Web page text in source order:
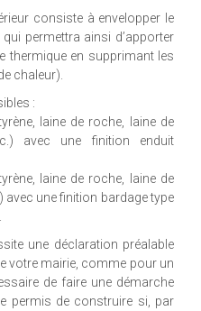
consiste à envelopper le
permettra ainsi d’apporter
thermique en supprimant les
chaleur).
:
laine de roche, laine de
avec une finition enduit
laine de roche, laine de
une finition bardage type
une déclaration préalable
votre mairie, comme pour un
de faire une démarche
permis de construire si, par